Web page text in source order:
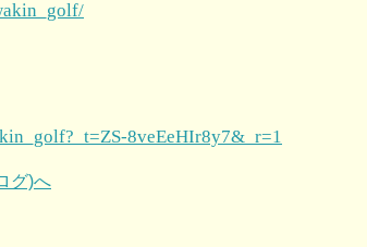
8veEeHIr8y7&_r=1
グ)へ